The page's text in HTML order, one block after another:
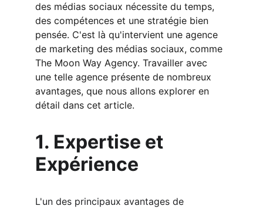
des médias sociaux nécessite du temps,
des compétences et une stratégie bien
pensée. C'est là qu'intervient une agence
de marketing des médias sociaux, comme
The Moon Way Agency. Travailler avec
une telle agence présente de nombreux
avantages, que nous allons explorer en
détail dans cet article.
1. Expertise et
Expérience
L'un des principaux avantages de